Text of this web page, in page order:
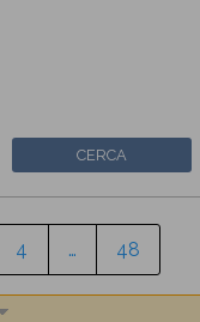
4 … 48